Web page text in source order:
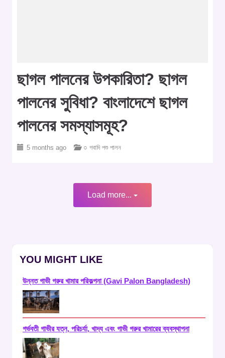
ছাগল পালনের উপকারিতা? ছাগল
পালনের সুবিধা? বাংলাদেশে ছাগল
পালনের সমস্যাসমূহ?
5 months ago ○ গবাদি পশু পালন
Load more...
YOU MIGHT LIKE
উন্নত গাভী গরুর খামার পরিকল্পনা (Gavi Palon Bangladesh)
গর্ভবতী গাভীর যত্ন, পরিচর্যা, খাদ্য এবং গাভী গরুর খামারের ব্যবস্থাপনা